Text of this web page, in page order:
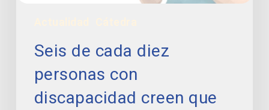
Seis de cada diez
personas con
discapacidad creen que